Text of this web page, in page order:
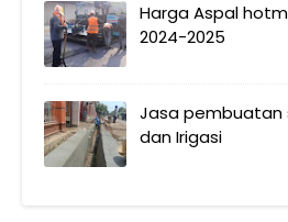
Harga Aspal
2024-2025
Jasa pembuatan
dan Irigasi